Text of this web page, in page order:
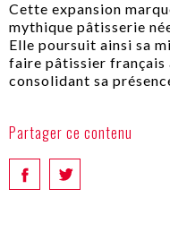
Cette expansion
mythique pâtisserie
Elle poursuit ainsi sa
faire pâtissier français
consolidant sa
Partager ce contenu